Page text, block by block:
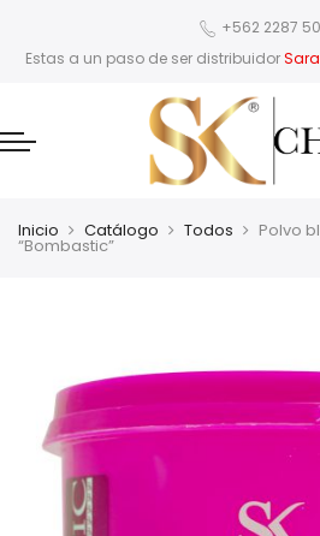
+562 2287
Estas a un paso de ser distribuidor
Inicio Catálogo Todos Polvo
“Bombastic”